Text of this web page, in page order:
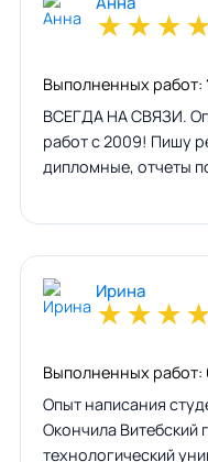
★★★
Выполненных работ:
ВСЕГДА НА СВЯЗИ.
работ с 2009! Пишу
дипломные, отчеты
Ирина
★★★
Выполненных работ:
Опыт написания
Окончила Витебский
технологический